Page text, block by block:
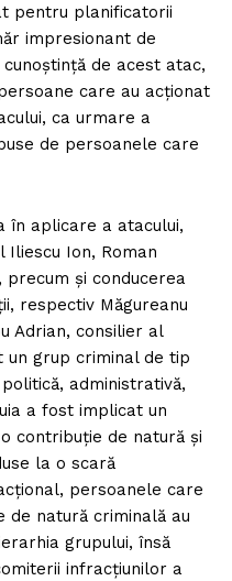
pentru planificatorii
impresionant de
de acest atac,
care au acționat
ca urmare a
de persoanele care
în aplicare a atacului,
Iliescu Ion, Roman
precum și conducerea
respectiv Măgureanu
Adrian, consilier al
un grup criminal de tip
administrativă,
a fost implicat un
contribuție de natură și
la o scară
persoanele care
de natură criminală au
grupului, însă
infracțiunilor a